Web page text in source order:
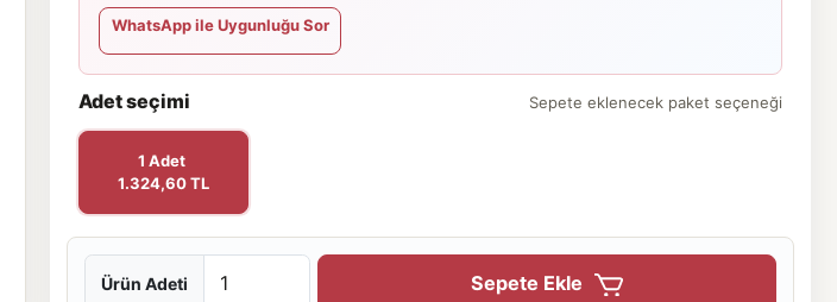
WhatsApp ile Uygunluğu Sor
Adet seçimi Sepete eklenecek paket seçeneği
1 Adet
1.324,60 TL
Ürün Adeti Sepete Ekle